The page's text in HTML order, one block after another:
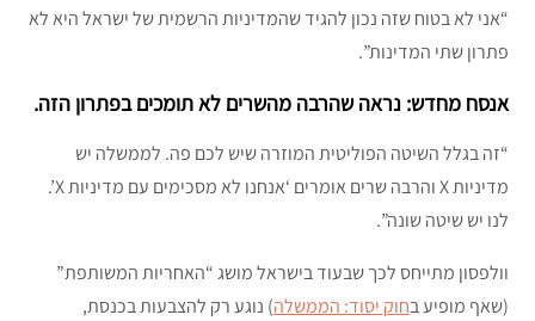
“אני לא בטוח שזה נכון להגיד שהמדיניות הרשמית של ישראל היא לא
פתרון שתי המדינות”.
אנסח מחדש: נראה שהרבה מהשרים לא תומכים בפתרון הזה.
“זה בגלל השיטה הפוליטית המוזרה שיש לכם פה. לממשלה יש
מדיניות X והרבה שרים אומרים ‘אנחנו לא מסכימים עם מדיניות X’.
לנו יש שיטה שונה”.
וולפסון מתייחס לכך שבעוד בישראל מושג “האחריות המשותפת”
(שאף מופיע בחוק יסוד: הממשלה) נוגע רק להצבעות בכנסת,